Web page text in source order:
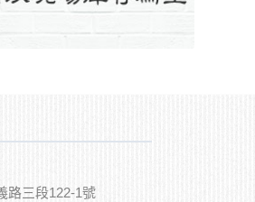
路三段122-1號